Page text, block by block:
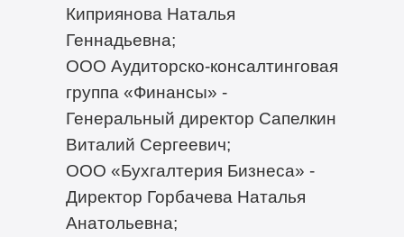
Киприянова Наталья
Геннадьевна;
ООО Аудиторско-консалтинговая
группа «Финансы» -
Генеральный директор Сапелкин
Виталий Сергеевич;
ООО «Бухгалтерия Бизнеса» -
Директор Горбачева Наталья
Анатольевна;